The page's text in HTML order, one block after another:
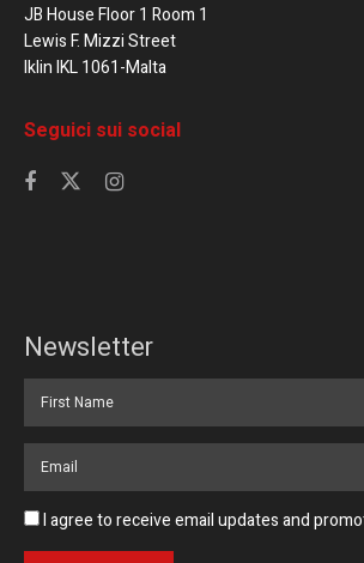
JB House Floor 1 Room 1
Lewis F. Mizzi Street
Iklin IKL 1061-Malta
Seguici sui social
Newsletter
I agree to receive email updates and